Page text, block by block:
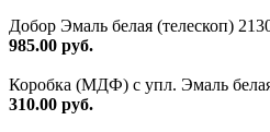
Добор Эмаль белая (телескоп)
985.00 руб.
Коробка (МДФ) с упл. Эмаль
310.00 руб.